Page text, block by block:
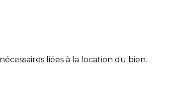
liées à la location du bien.